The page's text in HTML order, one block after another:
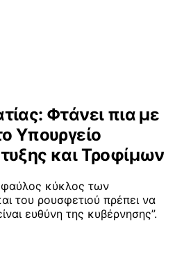
Φτάνει πια με
Υπουργείο
και Τροφίμων
φαύλος κύκλος των
του ρουσφετιού πρέπει να
ευθύνη της κυβέρνησης”.